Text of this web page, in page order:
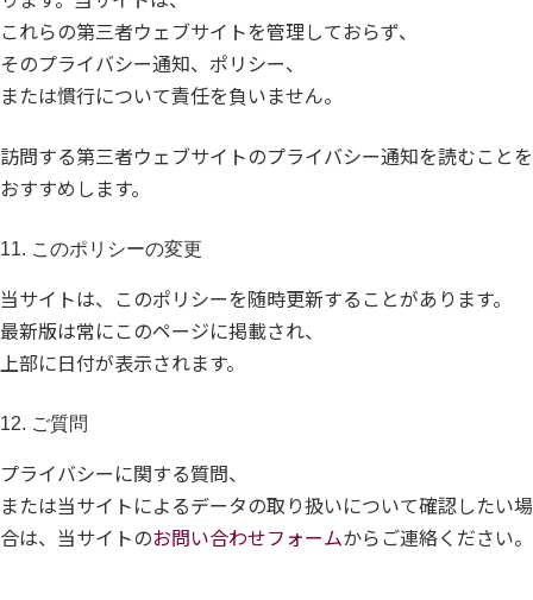
これらの第三者ウェブサイトを管理しておらず、
そのプライバシー通知、ポリシー、
または慣行について責任を負いません。
訪問する第三者ウェブサイトのプライバシー通知を読むことを
おすすめします。
11. このポリシーの変更
当サイトは、このポリシーを随時更新することがあります。
最新版は常にこのページに掲載され、
上部に日付が表示されます。
12. ご質問
プライバシーに関する質問、
または当サイトによるデータの取り扱いについて確認したい場
合は、当サイトのお問い合わせフォームからご連絡ください。